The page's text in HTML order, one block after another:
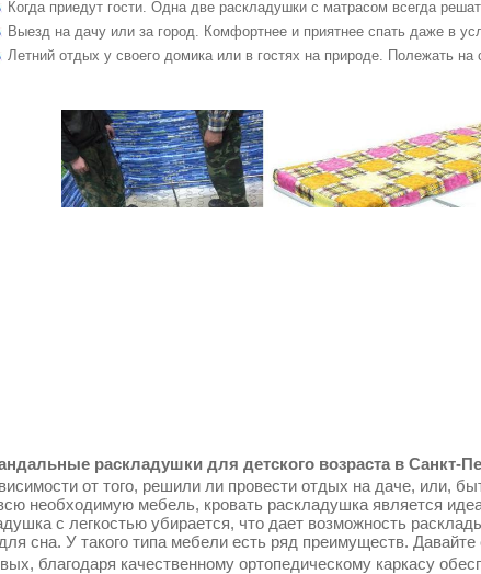
Когда приедут гости. Одна две раскладушки с матрасом всегда
Выезд на дачу или за город. Комфортнее и приятнее спать даже в
Летний отдых у своего домика или в гостях на природе. Полежать
раскладушки для детского возраста в Санкт-
от того, решили ли провести отдых на даче, или,
необходимую мебель, кровать раскладушка является
с легкостью убирается, что дает возможность
сна. У такого типа мебели есть ряд преимуществ.
благодаря качественному ортопедическому каркасу